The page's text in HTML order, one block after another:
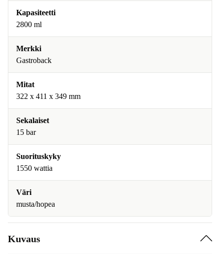
Kapasiteetti
2800 ml
Merkki
Gastroback
Mitat
322 x 411 x 349 mm
Sekalaiset
15 bar
Suorituskyky
1550 wattia
Väri
musta/hopea
Kuvaus